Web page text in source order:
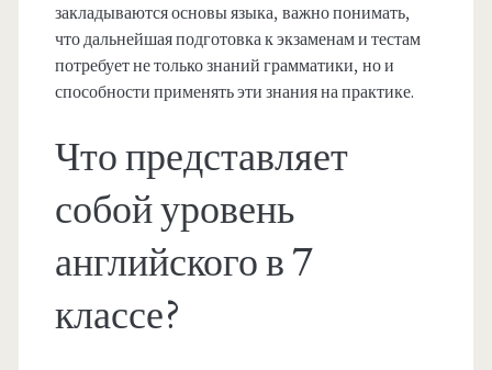
закладываются основы языка, важно понимать,
что дальнейшая подготовка к экзаменам и тестам
потребует не только знаний грамматики, но и
способности применять эти знания на практике.
Что представляет
собой уровень
английского в 7
классе?